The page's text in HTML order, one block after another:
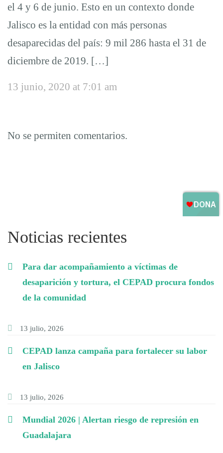
el 4 y 6 de junio. Esto en un contexto donde
Jalisco es la entidad con más personas
desaparecidas del país: 9 mil 286 hasta el 31 de
diciembre de 2019. […]
13 junio, 2020 at 7:01 am
No se permiten comentarios.
Noticias recientes
Para dar acompañamiento a víctimas de
desaparición y tortura, el CEPAD procura fondos
de la comunidad
13 julio, 2026
CEPAD lanza campaña para fortalecer su labor
en Jalisco
13 julio, 2026
Mundial 2026 | Alertan riesgo de represión en
Guadalajara